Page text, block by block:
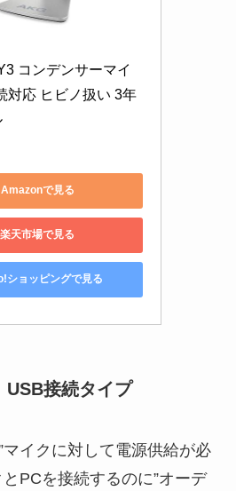
コンデンサーマイ
対応 ヒビノ扱い 3年
Amazonで見る
楽天市場で見る
ショッピングで見る
接続タイプ
マイクに対して電源供給が必
PCを接続するのに”オーデ